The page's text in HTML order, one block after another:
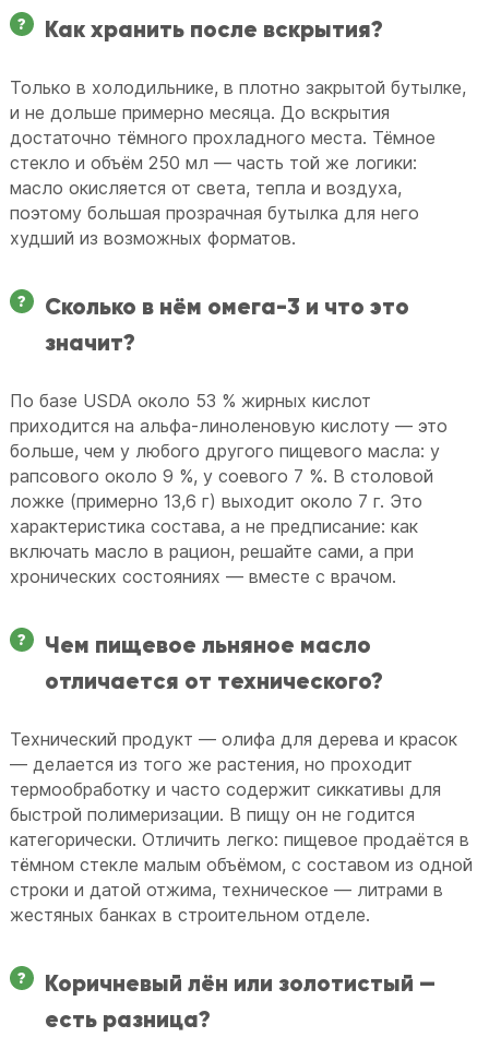
Как хранить после вскрытия?
Только в холодильнике, в плотно закрытой бутылке,
и не дольше примерно месяца. До вскрытия
достаточно тёмного прохладного места. Тёмное
стекло и объём 250 мл — часть той же логики:
масло окисляется от света, тепла и воздуха,
поэтому большая прозрачная бутылка для него
худший из возможных форматов.
Сколько в нём омега-3 и что это
значит?
По базе USDA около 53 % жирных кислот
приходится на альфа-линоленовую кислоту — это
больше, чем у любого другого пищевого масла: у
рапсового около 9 %, у соевого 7 %. В столовой
ложке (примерно 13,6 г) выходит около 7 г. Это
характеристика состава, а не предписание: как
включать масло в рацион, решайте сами, а при
хронических состояниях — вместе с врачом.
Чем пищевое льняное масло
отличается от технического?
Технический продукт — олифа для дерева и красок
— делается из того же растения, но проходит
термообработку и часто содержит сиккативы для
быстрой полимеризации. В пищу он не годится
категорически. Отличить легко: пищевое продаётся в
тёмном стекле малым объёмом, с составом из одной
строки и датой отжима, техническое — литрами в
жестяных банках в строительном отделе.
Коричневый лён или золотистый —
есть разница?